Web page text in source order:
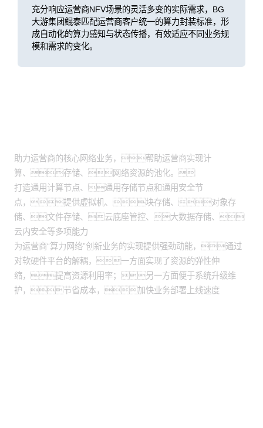
充分响应运营商NFV场景的灵活多变的实际需求，BG
大游集团鲲泰匹配运营商客户统一的算力封装标准，形
成自动化的算力感知与状态传播，有效适应不同业务规
模和需求的变化。
助力运营商的核心网络业务，帮助运营商实现计
算、存储、网络资源的池化。
打造通用计算节点、通用存储节点和通用安全节
点，提供虚拟机、块存储、对象存
储、文件存储、云底座管控、大数据存储、
云内安全等多项能力
为运营商“算力网络”创新业务的实现提供强劲动能，通过
对软硬件平台的解耦，一方面实现了资源的弹性伸
缩，提高资源利用率；另一方面便于系统升级维
护，节省成本，加快业务部署上线速度